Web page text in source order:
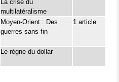
La crise du
multilatéralisme
Moyen-Orient : Des
guerres sans fin
1 article
Le règne du dollar